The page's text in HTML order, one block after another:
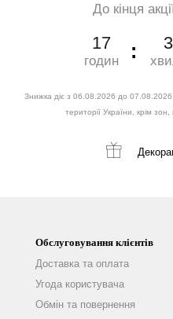
До кінця
17
годин
Знижка діє з 06.08.2026 до 07.08.2026
території України, крім
Обслуговування клієнтів
Доставка та оплата
Угода користувача
Обмін та повернення